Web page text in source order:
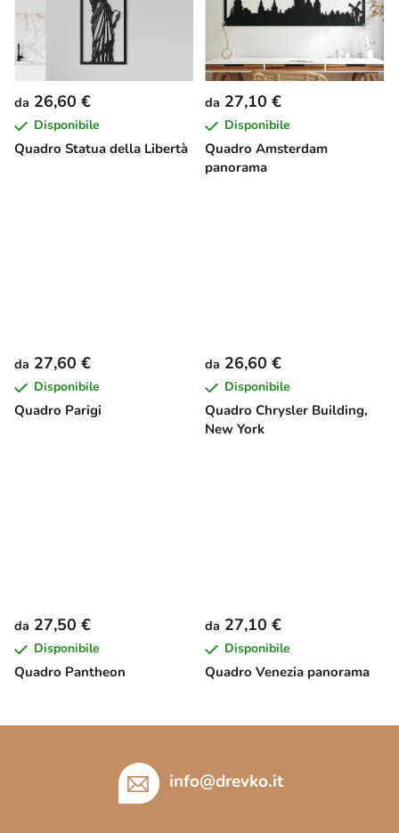
Quadro Statua della Libertà
da 26,60 €
Disponibile
Quadro Amsterdam
panorama
da 27,10 €
Disponibile
Quadro Parigi
da 27,60 €
Disponibile
Quadro Chrysler Building,
New York
da 26,60 €
Disponibile
Quadro Pantheon
da 27,50 €
Disponibile
Quadro Venezia panorama
da 27,10 €
Disponibile
info@drevko.it